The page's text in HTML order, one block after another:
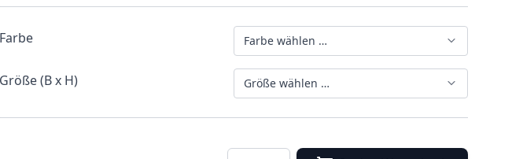
Farbe Farbe wählen …
Größe (B x H) Größe wählen …